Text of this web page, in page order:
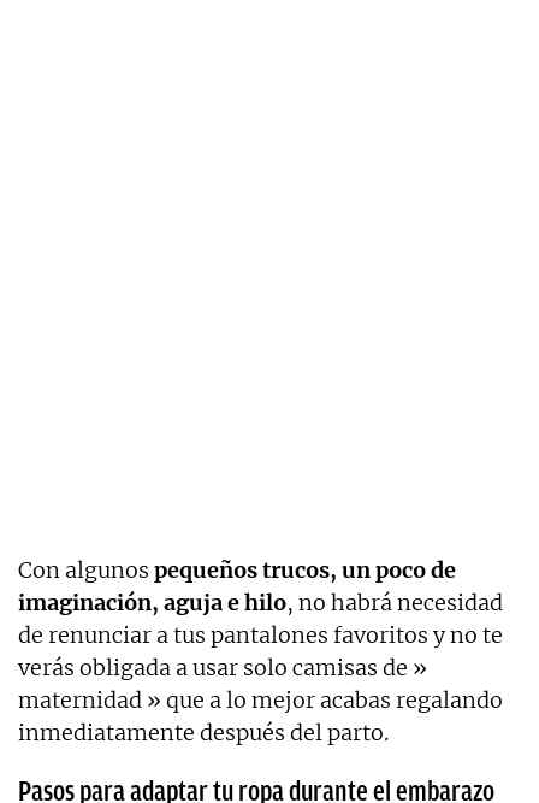
Con algunos pequeños trucos, un poco de
imaginación, aguja e hilo, no habrá necesidad
de renunciar a tus pantalones favoritos y no te
verás obligada a usar solo camisas de »
maternidad » que a lo mejor acabas regalando
inmediatamente después del parto.
Pasos para adaptar tu ropa durante el embarazo